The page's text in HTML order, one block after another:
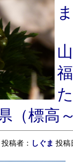
（標高
投稿者： しぐま 投稿